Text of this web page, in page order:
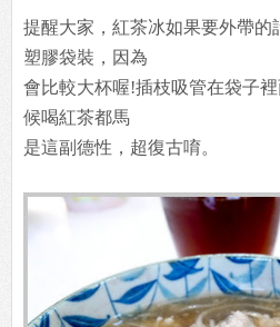
提醒大家，紅茶冰如果要外帶的
塑膠袋裝，因為
會比較大杯喔!插枝吸管在袋子
候喝紅茶都馬
是這副德性，超復古唷。